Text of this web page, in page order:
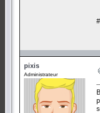
pixis
Administrateur